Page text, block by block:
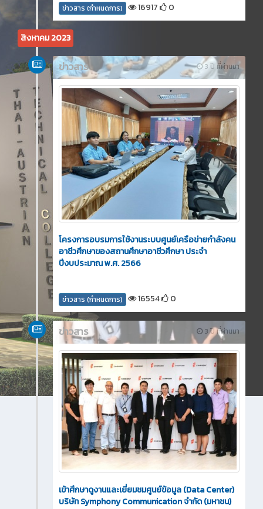
ข่าวสาร (กำหนดการ) 16917 0
สิงหาคม 2023
3 ปี ที่ผ่านมา
ข่าวสาร
โครงการอบรมการใช้งานระบบศูนย์เครือข่ายกำลังคน
อาชีวศึกษาของสถานศึกษาอาชีวศึกษา ประจำ
ปีงบประมาณ พ.ศ. 2566
ข่าวสาร (กำหนดการ) 16554 0
3 ปี ที่ผ่านมา
ข่าวสาร
เข้าศึกษาดูงานและเยี่ยมชมศูนย์ข้อมูล (Data Center)
บริษัท Symphony Communication จำกัด (มหาชน)